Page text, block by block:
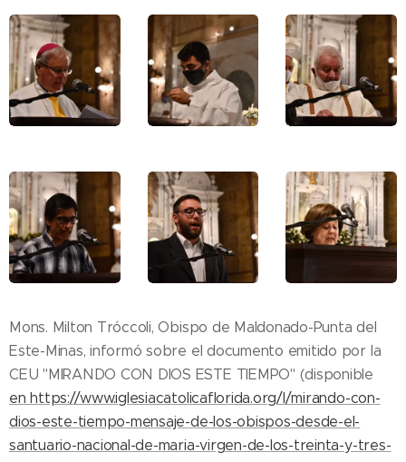
Mons. Milton Tróccoli, Obispo de Maldonado-Punta del
Este-Minas, informó sobre el documento emitido por la
CEU "MIRANDO CON DIOS ESTE TIEMPO" (disponible
enhttps://www.iglesiacatolicaflorida.org/l/mirando-con-
dios-este-tiempo-mensaje-de-los-obispos-desde-el-
santuario-nacional-de-maria-virgen-de-los-treinta-y-tres-